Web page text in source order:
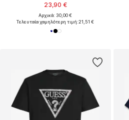
23,90 €
Αρχικά: 30,00 €
Τελευταία χαμηλότερη τιμή:21,51 €